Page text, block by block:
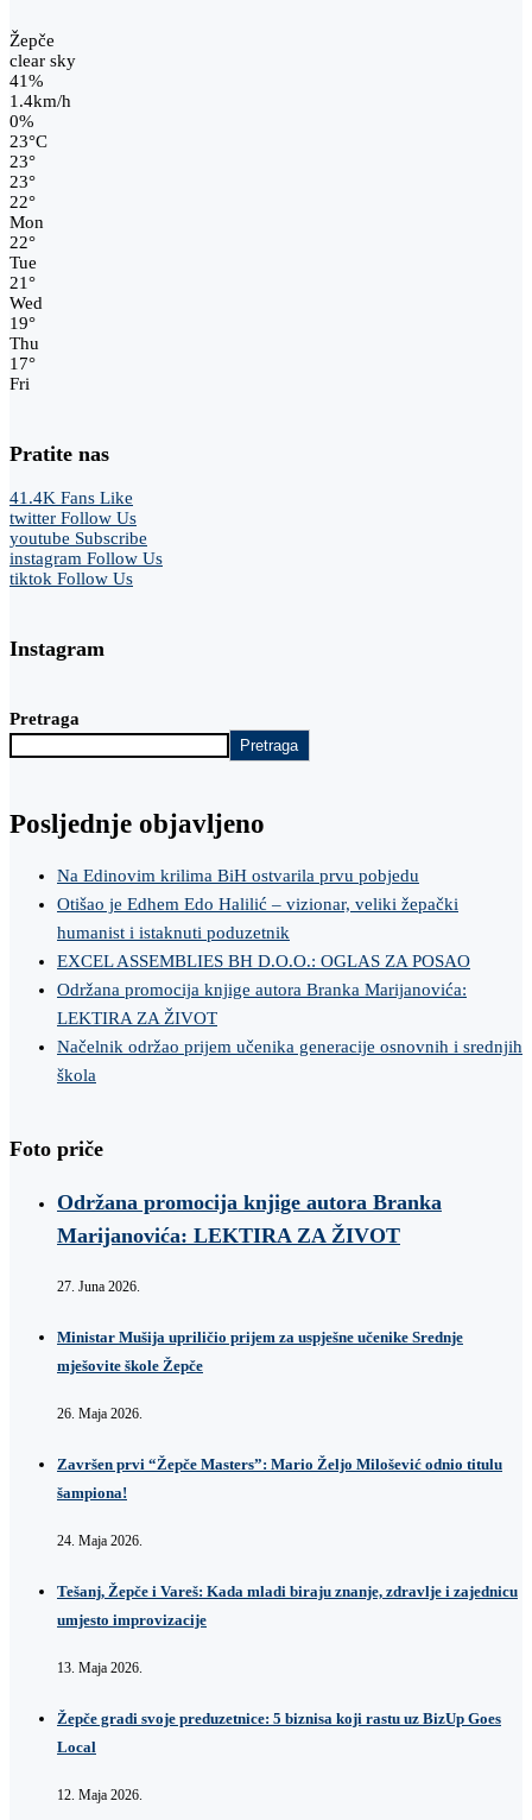
Žepče
clear sky
41%
1.4km/h
0%
23°C
23°
23°
22°
Mon
22°
Tue
21°
Wed
19°
Thu
17°
Fri
Pratite nas
41.4K Fans Like
twitter Follow Us
youtube Subscribe
instagram Follow Us
tiktok Follow Us
Instagram
Pretraga
Pretraga
Posljednje objavljeno
Na Edinovim krilima BiH ostvarila prvu pobjedu
Otišao je Edhem Edo Halilić – vizionar, veliki žepački
humanist i istaknuti poduzetnik
EXCEL ASSEMBLIES BH D.O.O.: OGLAS ZA POSAO
Održana promocija knjige autora Branka Marijanovića:
LEKTIRA ZA ŽIVOT
Načelnik održao prijem učenika generacije osnovnih i srednjih
škola
Foto priče
Održana promocija knjige autora Branka
Marijanovića: LEKTIRA ZA ŽIVOT
27. Juna 2026.
Ministar Mušija upriličio prijem za uspješne učenike Srednje
mješovite škole Žepče
26. Maja 2026.
Završen prvi “Žepče Masters”: Mario Željo Milošević odnio titulu
šampiona!
24. Maja 2026.
Tešanj, Žepče i Vareš: Kada mladi biraju znanje, zdravlje i zajednicu
umjesto improvizacije
13. Maja 2026.
Žepče gradi svoje preduzetnice: 5 biznisa koji rastu uz BizUp Goes
Local
12. Maja 2026.